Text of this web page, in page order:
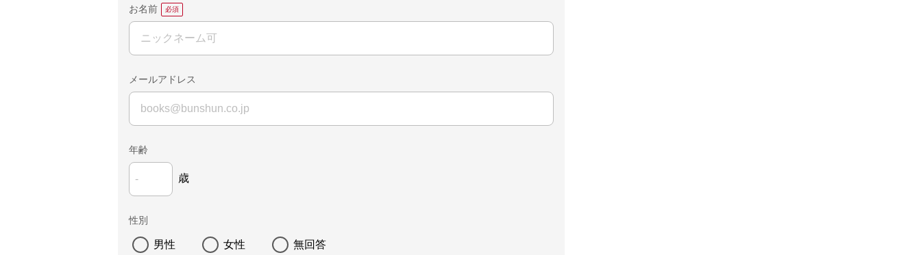
お名前
メールアドレス
年齢
歳
性別
男性 女性 無回答